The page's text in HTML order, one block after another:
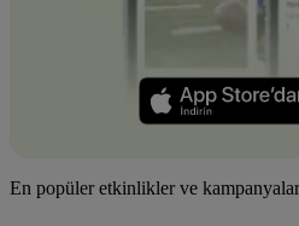
En popüler etkinlikler ve